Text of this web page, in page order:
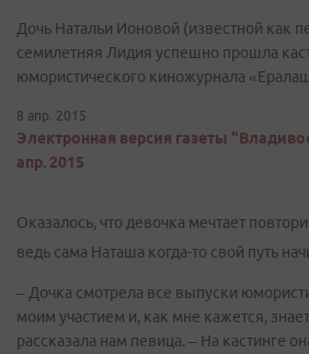
Дочь Натальи Ионовой (известной как
семилетняя Лидия успешно прошла
юмористического киножурнала
8 апр. 2015
Электронная версия газеты
апр. 2015
Оказалось, что девочка мечтает
ведь сама Наташа когда-то свой путь
– Дочка смотрела все выпуски
моим участием и, как мне кажется,
рассказала нам певица. – На кастинге